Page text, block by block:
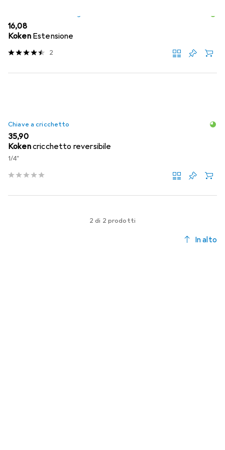
EUR
16,08
Koken Estensione
2
Chiave a cricchetto
EUR
35,90
Kokencricchetto reversibile
1/4"
2 di 2 prodotti
In alto